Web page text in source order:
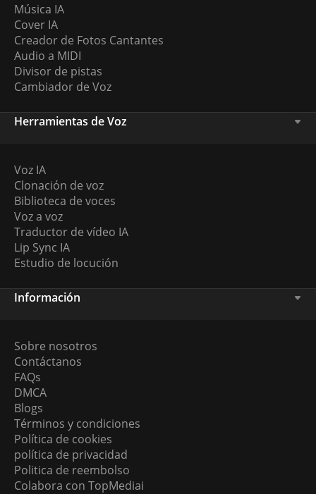
Música IA
Cover IA
Creador de Fotos Cantantes
Audio a MIDI
Divisor de pistas
Cambiador de Voz
Herramientas de Voz
Voz IA
Clonación de voz
Biblioteca de voces
Voz a voz
Traductor de vídeo IA
Lip Sync IA
Estudio de locución
Información
Sobre nosotros
Contáctanos
FAQs
DMCA
Blogs
Términos y condiciones
Política de cookies
política de privacidad
Politica de reembolso
Colabora con TopMediai